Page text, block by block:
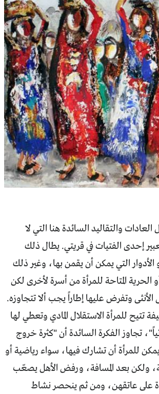
والتقاليد السائدة هنا التي لا
إحدى الفتيات في قريتي. يطال ذلك
التي يمكن أن يقمن بها، وغير ذلك
الحرية المتاحة للمرأة من أسرة لأخرى لكن
وتفرض عليها إطاراً يجب ألا تتجاوزه.
تتيح للمرأة الاستقلال المادي وتعطي لها
تجاوز الفكرة السائدة أن "كثرة خروج
للمرأة أن تشارك فيها، سواء رياضية أو
ولكن بعد المسافة، ورفض الأهل يصعّب
على عاتقهن، ومن ثم ينحصر نشاط